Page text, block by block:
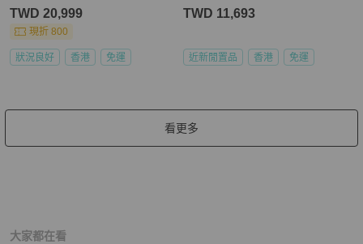
TWD 20,999
現折 800
狀況良好 香港 免運
TWD 11,693
近新閒置品 香港 免運
看更多
大家都在看